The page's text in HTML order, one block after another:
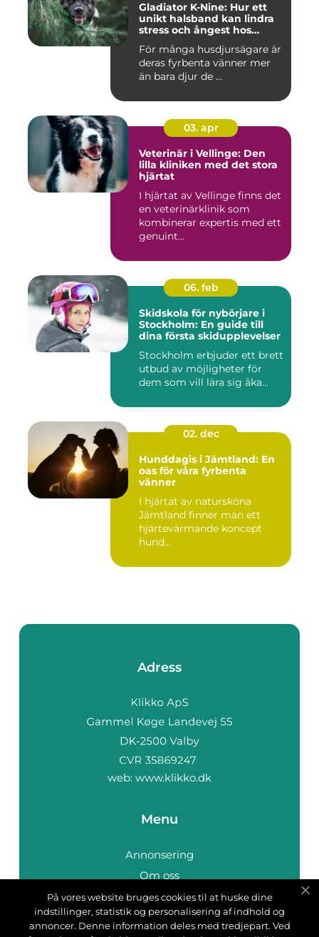
Gladiator K-Nine: Hur ett
unikt halsband kan lindra
stress och ångest hos
För många husdjursägare är
deras fyrbenta vänner mer
än bara djur de ...
03. apr
Veterinär i Vellinge: Den
lilla kliniken med det stora
hjärtat
I hjärtat av Vellinge finns det
en veterinärklinik som
kombinerar expertis med ett
genuint...
06. feb
Skidskola för nybörjare i
Stockholm: En guide till
dina första skidupplevelser
Stockholm erbjuder ett brett
utbud av möjligheter för
dem som vill lära sig åka...
02. dec
Hunddagis i Jämtland: En
oas för våra fyrbenta
vänner
I hjärtat av natursköna
Jämtland finner man ett
hjärtevärmande koncept
hund...
Adress
web: www.klikko.dk
Menu
Annonsering
Om oss
Cookies
Kontakta oss
På vores website bruges cookies til at huske dine
indstillinger, statistik og personalisering af indhold og
annoncer. Denne information deles med tredjepart. Ved